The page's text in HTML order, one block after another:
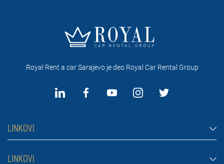
Royal Rent a car Sarajevo je deo Royal Car Rental Group
LINKOVI
Rent a car Sarajevo
LINKOVI